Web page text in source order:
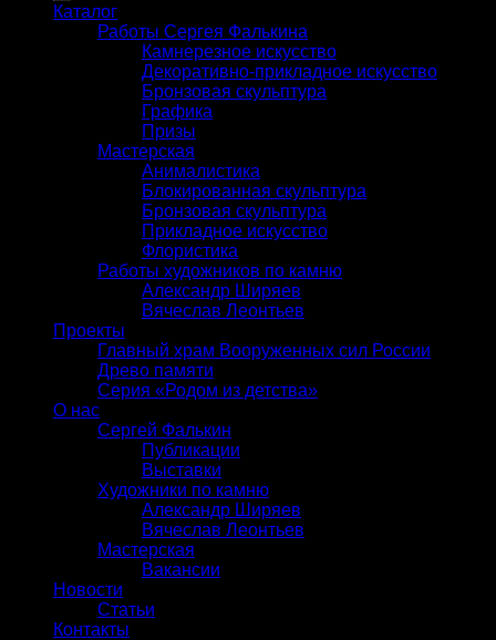
Каталог
Работы Сергея Фалькина
Камнерезное искусство
Декоративно-прикладное искусство
Бронзовая скульптура
Графика
Призы
Мастерская
Анималистика
Блокированная скульптура
Бронзовая скульптура
Прикладное искусство
Флористика
Работы художников по камню
Александр Ширяев
Вячеслав Леонтьев
Проекты
Главный храм Вооруженных сил России
Древо памяти
Серия «Родом из детства»
О нас
Сергей Фалькин
Публикации
Выставки
Художники по камню
Александр Ширяев
Вячеслав Леонтьев
Мастерская
Вакансии
Новости
Статьи
Контакты